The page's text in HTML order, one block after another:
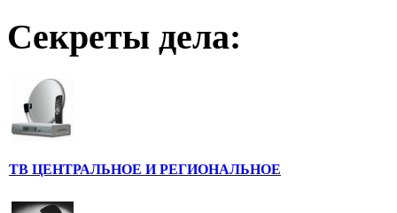
Секреты дела:
ТВ ЦЕНТРАЛЬНОЕ И РЕГИОНАЛЬНОЕ